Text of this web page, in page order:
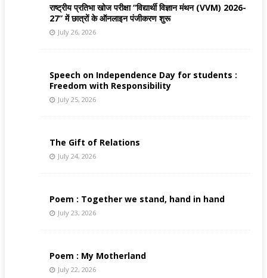
राष्ट्रीय प्रतिभा खोज परीक्षा “विद्यार्थी विज्ञान मंथन (VVM) 2026-
27” में छात्रों के ऑनलाइन पंजीकरण शुरू
July 26, 2026
Speech on Independence Day for students :
Freedom with Responsibility
July 25, 2026
The Gift of Relations
July 24, 2026
Poem : Together we stand, hand in hand
July 23, 2026
Poem : My Motherland
July 22, 2026